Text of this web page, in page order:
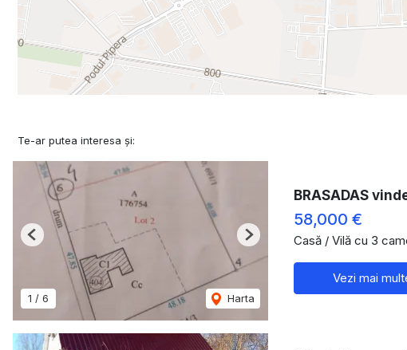
Te-ar putea interesa și:
1 / 6 Harta
Previous Next
BRASADAS
58,000 €
Casă / Vilă cu 3
Vezi mai